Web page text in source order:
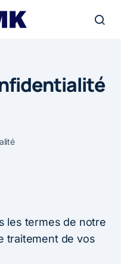
les termes de notre
traitement de vos